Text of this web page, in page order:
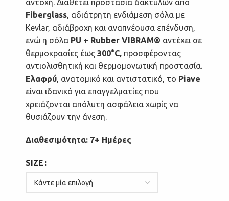
αντοχή. Διαθέτει προστασία δακτύλων από
Fiberglass, αδιάτρητη ενδιάμεση σόλα με
Kevlar, αδιάβροχη και αναπνέουσα επένδυση,
ενώ η σόλα PU + Rubber VIBRAM® αντέχει σε
θερμοκρασίες έως 300°C, προσφέροντας
αντιολισθητική και θερμομονωτική προστασία.
Ελαφρύ, ανατομικό και αντιστατικό, το Piave
είναι ιδανικό για επαγγελματίες που
χρειάζονται απόλυτη ασφάλεια χωρίς να
θυσιάζουν την άνεση.
Διαθεσιμότητα: 7+ Ημέρες
SIZE